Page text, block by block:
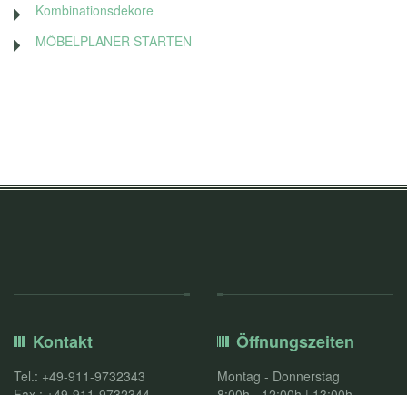
Kombinationsdekore
MÖBELPLANER STARTEN
Kontakt
Tel.: +49-911-9732343
Öffnungszeiten
Montag - Donnerstag